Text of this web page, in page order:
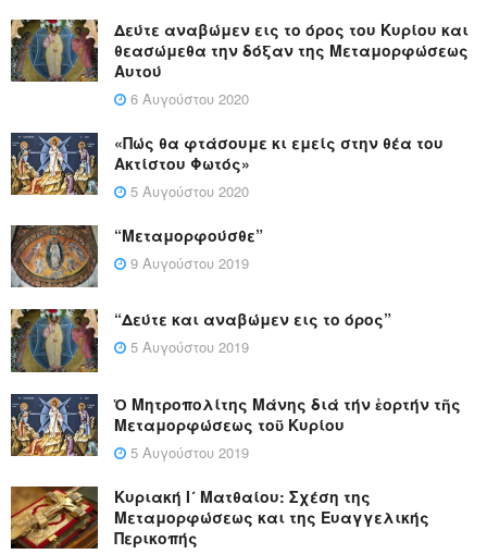
Δεύτε αναβώμεν εις το όρος του Κυρίου και
θεασώμεθα την δόξαν της Μεταμορφώσεως
Αυτού
6 Αυγούστου 2020
«Πώς θα φτάσουμε κι εμείς στην θέα του
Ακτίστου Φωτός»
5 Αυγούστου 2020
“Μεταμορφούσθε”
9 Αυγούστου 2019
“Δεύτε και αναβώμεν εις το όρος”
5 Αυγούστου 2019
Ὁ Μητροπολίτης Μάνης διά τήν ἑορτήν τῆς
Μεταμορφώσεως τοῦ Κυρίου
5 Αυγούστου 2019
Κυριακή Ι´ Ματθαίου: Σχέση της
Μεταμορφώσεως και της Ευαγγελικής
Περικοπής